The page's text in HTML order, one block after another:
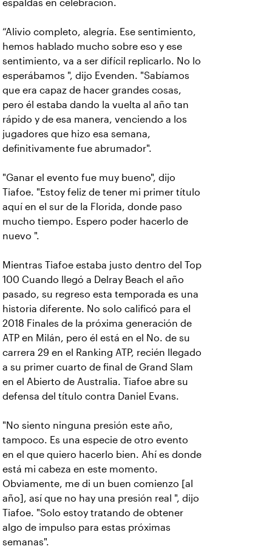
espaldas en celebración.
“Alivio completo, alegría. Ese sentimiento,
hemos hablado mucho sobre eso y ese
sentimiento, va a ser difícil replicarlo. No lo
esperábamos ", dijo Evenden. "Sabíamos
que era capaz de hacer grandes cosas,
pero él estaba dando la vuelta al año tan
rápido y de esa manera, venciendo a los
jugadores que hizo esa semana,
definitivamente fue abrumador".
"Ganar el evento fue muy bueno", dijo
Tiafoe. "Estoy feliz de tener mi primer título
aquí en el sur de la Florida, donde paso
mucho tiempo. Espero poder hacerlo de
nuevo ".
Mientras Tiafoe estaba justo dentro del Top
100 Cuando llegó a Delray Beach el año
pasado, su regreso esta temporada es una
historia diferente. No solo calificó para el
2018 Finales de la próxima generación de
ATP en Milán, pero él está en el No. de su
carrera 29 en el Ranking ATP, recién llegado
a su primer cuarto de final de Grand Slam
en el Abierto de Australia. Tiafoe abre su
defensa del título contra Daniel Evans.
"No siento ninguna presión este año,
tampoco. Es una especie de otro evento
en el que quiero hacerlo bien. Ahí es donde
está mi cabeza en este momento.
Obviamente, me di un buen comienzo [al
año], así que no hay una presión real ", dijo
Tiafoe. "Solo estoy tratando de obtener
algo de impulso para estas próximas
semanas".